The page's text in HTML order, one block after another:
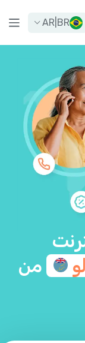
BR
AR
من